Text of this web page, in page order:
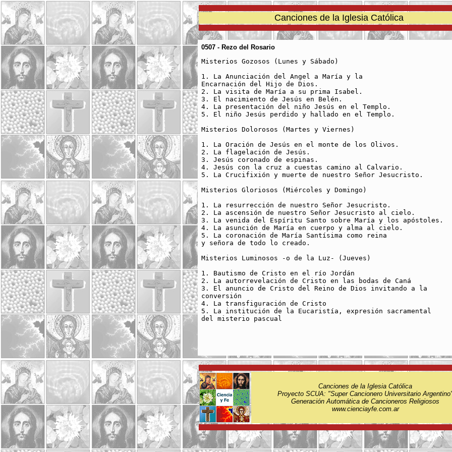
Canciones de la Iglesia Católica
0507 - Rezo del Rosario
Misterios Gozosos (Lunes y Sábado)
1. La Anunciación del Angel a María y la
Encarnación del Hijo de Dios.
2. La visita de María a su prima Isabel.
3. El nacimiento de Jesús en Belén.
4. La presentación del niño Jesús en el Templo.
5. El niño Jesús perdido y hallado en el Templo.
Misterios Dolorosos (Martes y Viernes)
1. La Oración de Jesús en el monte de los Olivos.
2. La flagelación de Jesús.
3. Jesús coronado de espinas.
4. Jesús con la cruz a cuestas camino al Calvario.
5. La Crucifixión y muerte de nuestro Señor Jesucristo.
Misterios Gloriosos (Miércoles y Domingo)
1. La resurrección de nuestro Señor Jesucristo.
2. La ascensión de nuestro Señor Jesucristo al cielo.
3. La venida del Espíritu Santo sobre María y los apóstoles.
4. La asunción de María en cuerpo y alma al cielo.
5. La coronación de María Santísima como reina
y señora de todo lo creado.
Misterios Luminosos -o de la Luz- (Jueves)
1. Bautismo de Cristo en el río Jordán
2. La autorrevelación de Cristo en las bodas de Caná
3. El anuncio de Cristo del Reino de Dios invitando a la
conversión
4. La transfiguración de Cristo
5. La institución de la Eucaristía, expresión sacramental
del misterio pascual
Canciones de la Iglesia Católica
Proyecto SCUA: "Super Cancionero Universitario
Generación Automática de Cancioneros Religiosos
www.cienciayfe.com.ar